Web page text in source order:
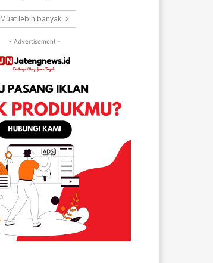
Muat lebih banyak
- Advertisement -